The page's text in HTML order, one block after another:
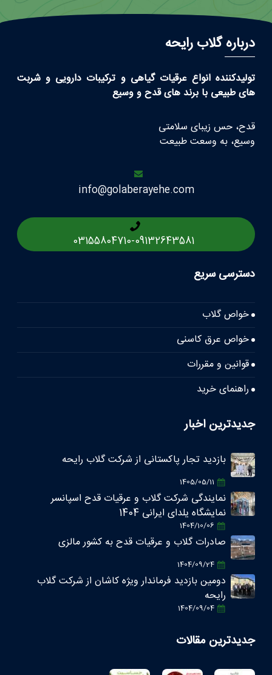
درباره گلاب رایحه
تولیدکننده انواع عرقیات گیاهی و ترکیبات دارویی و شربت
های طبیعی با برند های قدح و وسیع
قدح، حس زیبای سلامتی
وسیع، به وسعت طبیعت
info@golaberayehe.com
03155804710-09132643581
دسترسی سریع
خواص گلاب
خواص عرق کاسنی
قوانین و مقررات
راهنمای خرید
جدیدترین اخبار
بازدید تجار پاکستانی از شرکت گلاب رایحه
1405/05/11
نمایندگی شرکت گلاب و عرقیات قدح اسپانسر
نمایشگاه یلدای ایرانی 1404
1404/10/06
صادرات گلاب و عرقیات قدح به کشور مالزی
1404/09/24
دومین بازدید فرماندار ویژه کاشان از شرکت گلاب
رایحه
1404/09/04
جدیدترین مقالات